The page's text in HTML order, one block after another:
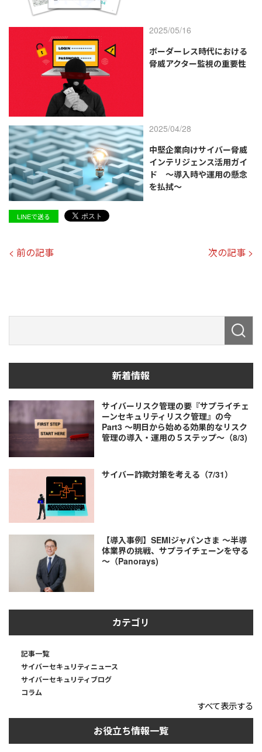
2025/05/16
ボーダーレス時代における
脅威アクター監視の重要性
2025/04/28
中堅企業向けサイバー脅威
インテリジェンス活用ガイ
ド ～導入時や運用の懸念
を払拭～
LINEで送る
< 前の記事 次の記事 >
新着情報
サイバーリスク管理の要『サプライチェ
ーンセキュリティリスク管理』の今
Part3 ～明日から始める効果的なリスク
管理の導入・運用の５ステップ～（8/3)
サイバー詐欺対策を考える（7/31）
【導入事例】SEMIジャパンさま ～半導
体業界の挑戦、サプライチェーンを守る
～（Panorays)
カテゴリ
記事一覧
サイバーセキュリティニュース
サイバーセキュリティブログ
コラム
すべて表示する
お役立ち情報一覧